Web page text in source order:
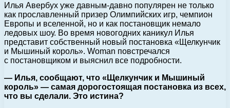
Илья Авербух уже давным-давно популярен не только
как прославленный призер Олимпийских игр, чемпион
Европы и вселенной, но и как постановщик немало
ледовых шоу. Во время новогодних каникул Илья
представит собственный новый постановка «Щелкунчик
и Мышиный король». Woman повстречался
с постановщиком и выяснил все подробности.
— Илья, сообщают, что «Щелкунчик и Мышиный
король» — самая дорогостоящая постановка из всех,
что вы сделали. Это истина?